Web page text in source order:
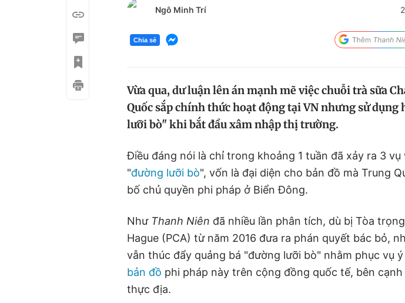
Ngô Minh Trí
Chia sẻ
Vừa qua, dư luận lên án mạnh mẽ việc chuỗi trà sữa
Quốc sắp chính thức hoạt động tại VN nhưng sử dụng
lưỡi bò" khi bắt đầu xâm nhập thị trường.
Điều đáng nói là chỉ trong khoảng 1 tuần đã xảy ra 3 vụ
"đường lưỡi bò", vốn là đại diện cho bản đồ mà Trung
bố chủ quyền phi pháp ở Biển Đông.
Như Thanh Niên đã nhiều lần phân tích, dù bị Tòa
Hague (PCA) từ năm 2016 đưa ra phán quyết bác bỏ,
vẫn thúc đẩy quảng bá "đường lưỡi bò" nhằm phục vụ
bản đồ phi pháp này trên cộng đồng quốc tế, bên
thực địa.